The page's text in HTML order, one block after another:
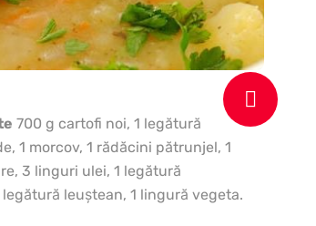
700 g cartofi noi, 1 legătură
1 morcov, 1 rădăcini pătrunjel, 1
3 linguri ulei, 1 legătură
leuştean, 1 lingură vegeta.